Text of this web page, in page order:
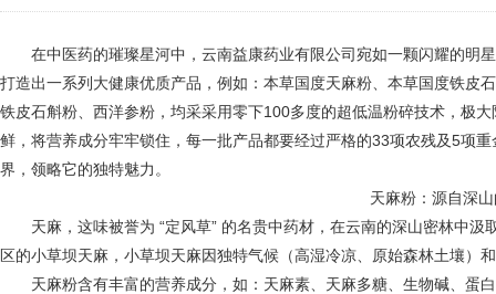
在中医药的璀璨星河中，云南益康药业有限公司宛如一颗闪耀的明
打造出一系列大健康优质产品，例如：本草国度天麻粉、本草国度铁皮
铁皮石斛粉、西洋参粉，均采采用零下100多度的超低温粉碎技术，极
鲜，将营养成分牢牢锁住，每一批产品都要经过严格的33项农残及5项
界，领略它的独特魅力。
天麻粉：源自深
天麻，这味被誉为 “定风草” 的名贵中药材，在云南的深山密林中汲
区的小草坝天麻，小草坝天麻因独特气候（高湿冷凉、原始森林土壤）
天麻粉含有丰富的营养成分，如：天麻素、天麻多糖、生物碱、蛋